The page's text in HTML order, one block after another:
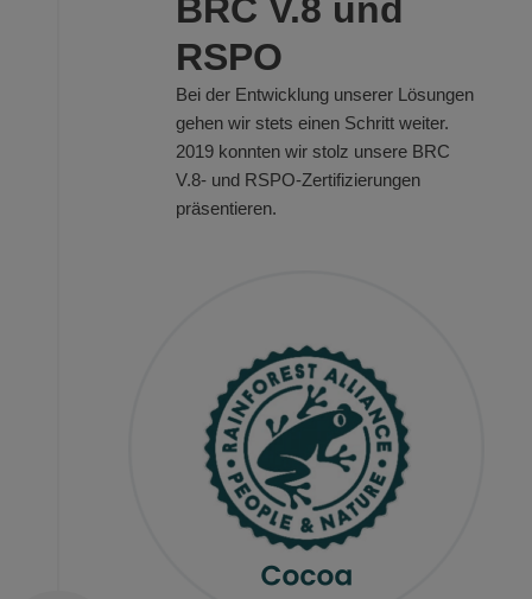
BRC V.8 und
RSPO
Bei der Entwicklung unserer Lösungen
gehen wir stets einen Schritt weiter.
2019 konnten wir stolz unsere BRC
V.8- und RSPO-Zertifizierungen
präsentieren.